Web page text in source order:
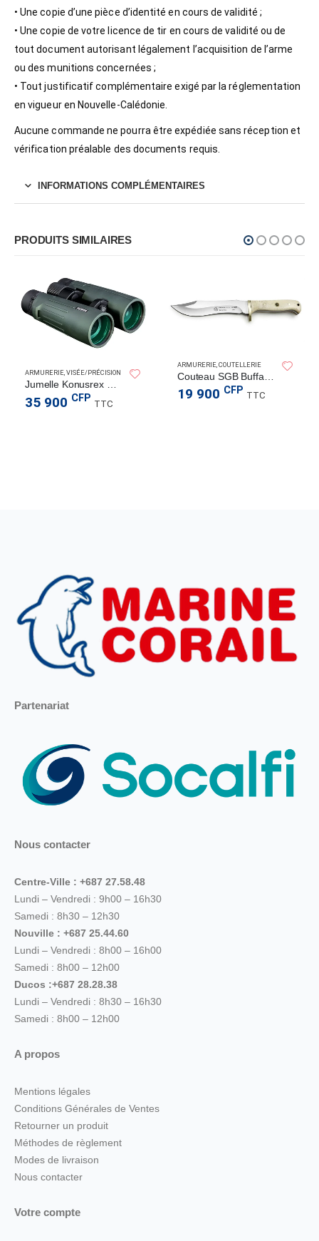
• Une copie d’une pièce d’identité en cours de validité ;
• Une copie de votre licence de tir en cours de validité ou de
tout document autorisant légalement l’acquisition de l’arme
ou des munitions concernées ;
• Tout justificatif complémentaire exigé par la réglementation
en vigueur en Nouvelle-Calédonie.
Aucune commande ne pourra être expédiée sans réception et
vérification préalable des documents requis.
INFORMATIONS COMPLÉMENTAIRES
PRODUITS SIMILAIRES
ARMURERIE VISÉE/PRÉCISION
35 900 CFP TTC
ARMURERIE COUTELLERIE
19 900 CFP TTC
Partenariat
Nous contacter
Centre-Ville : +687 27.58.48
Lundi – Vendredi : 9h00 – 16h30
Samedi : 8h30 – 12h30
Nouville : +687 25.44.60
Lundi – Vendredi : 8h00 – 16h00
Samedi : 8h00 – 12h00
Ducos :+687 28.28.38
Lundi – Vendredi : 8h30 – 16h30
Samedi : 8h00 – 12h00
A propos
Mentions légales
Conditions Générales de Ventes
Retourner un produit
Méthodes de règlement
Modes de livraison
Nous contacter
Votre compte